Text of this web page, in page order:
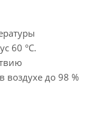
60 °С.
воздухе до 98 %